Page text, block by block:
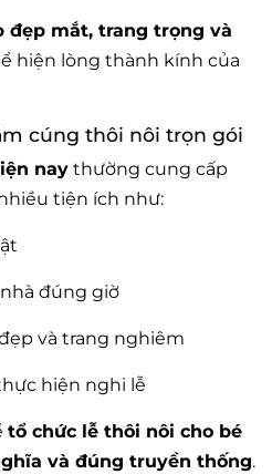
đẹp mắt, trang trọng và
hiện lòng thành kính của
cúng thôi nôi trọn gói
nay thường cung cấp
tiện ích như:
đúng giờ
và trang nghiêm
hiện nghi lễ
tổ chức lễ thôi nôi cho bé
và đúng truyền thống.